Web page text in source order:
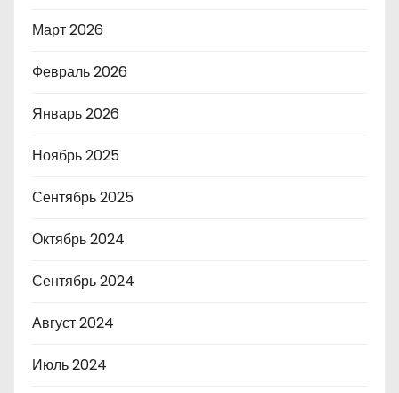
Март 2026
Февраль 2026
Январь 2026
Ноябрь 2025
Сентябрь 2025
Октябрь 2024
Сентябрь 2024
Август 2024
Июль 2024